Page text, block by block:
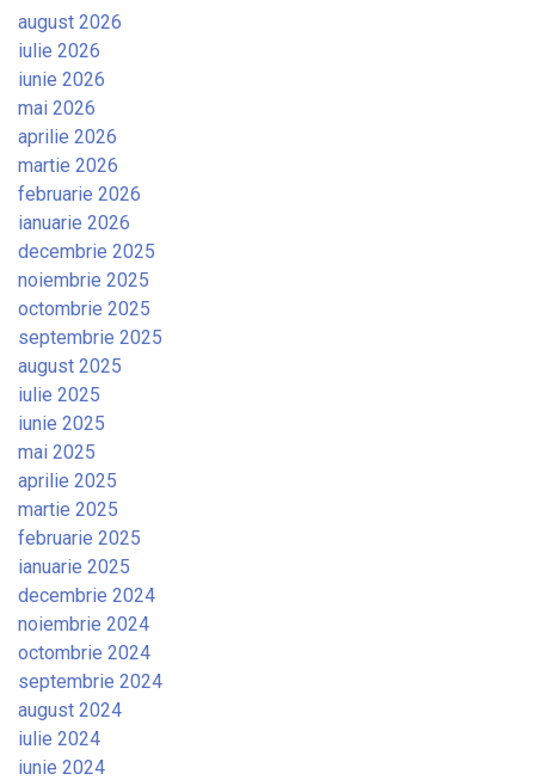
august 2026
iulie 2026
iunie 2026
mai 2026
aprilie 2026
martie 2026
februarie 2026
ianuarie 2026
decembrie 2025
noiembrie 2025
octombrie 2025
septembrie 2025
august 2025
iulie 2025
iunie 2025
mai 2025
aprilie 2025
martie 2025
februarie 2025
ianuarie 2025
decembrie 2024
noiembrie 2024
octombrie 2024
septembrie 2024
august 2024
iulie 2024
iunie 2024